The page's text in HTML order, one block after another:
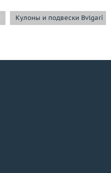
Кулоны и подвески Bvlgari